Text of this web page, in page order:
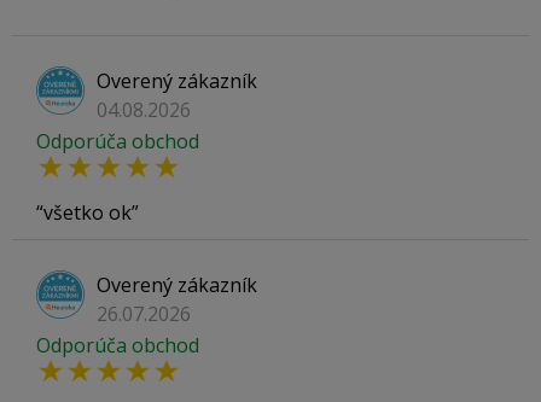
Overený zákazník
04.08.2026
Odporúča obchod
všetko ok
Overený zákazník
26.07.2026
Odporúča obchod